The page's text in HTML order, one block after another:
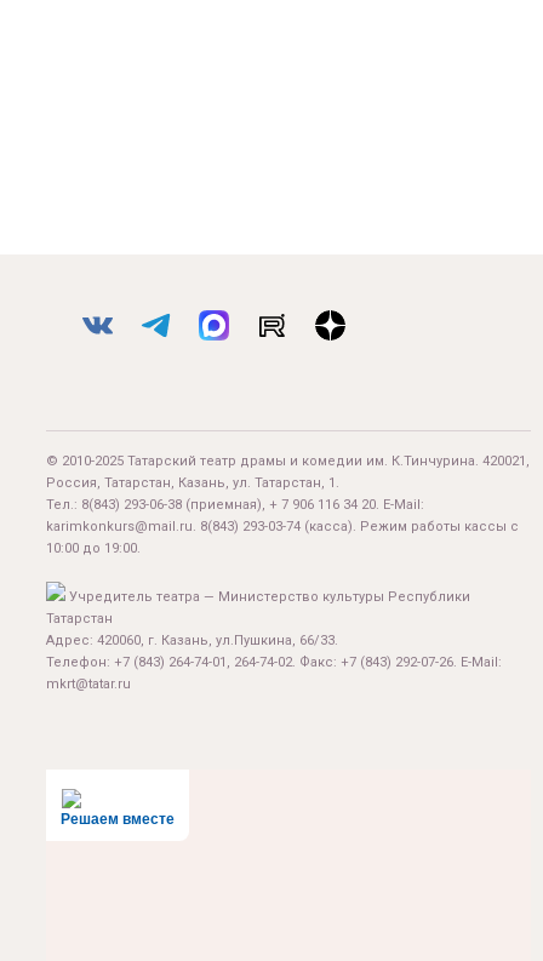
© 2010-2025 Татарский театр драмы и комедии им. К.Тинчурина. 420021,
Россия, Татарстан, Казань, ул. Татарстан, 1.
Тел.: 8(843) 293-06-38 (приемная), + 7 906 116 34 20. E-Mail:
karimkonkurs@mail.ru. 8(843) 293-03-74 (касса). Режим работы кассы с
10:00 до 19:00.
Учредитель театра — Министерство культуры Республики
Татарстан
Адрес: 420060, г. Казань, ул.Пушкина, 66/33.
Телефон: +7 (843) 264-74-01, 264-74-02. Факс: +7 (843) 292-07-26. E-Mail:
mkrt@tatar.ru
Решаем вместе